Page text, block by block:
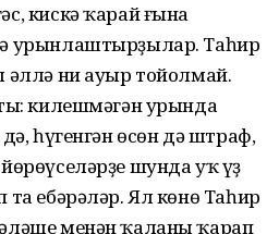
кискә ҡарай ғына
урынлаштырҙылар. Таһир
әллә ни ауыр тойолмай.
килешмәгән урында
һүгенгән өсөн дә штраф,
шунда уҡ үҙ
та ебәрәләр. Ял көнө Таһир
менән ҡаланы ҡарап